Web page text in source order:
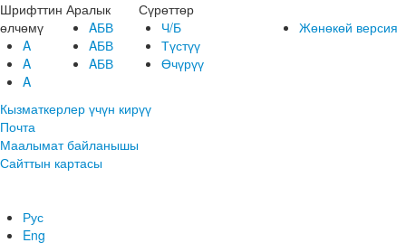
Шрифттин
өлчөмү
A
A
A
Аралык
AБВ
AБВ
AБВ
Сүрөттөр
Ч/Б
Түстүү
Өчүрүү
Жөнөкөй версия
Кызматкерлер үчүн кирүү
Почта
Маалымат байланышы
Сайттын картасы
Рус
Eng